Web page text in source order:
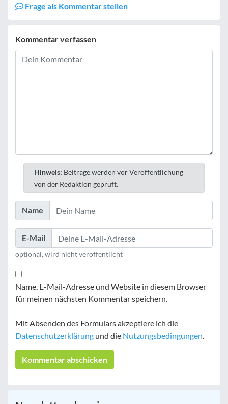
Frage als Kommentar stellen
Kommentar verfassen
Hinweis: Beiträge werden vor Veröffentlichung
von der Redaktion geprüft.
Name
E-Mail
optional, wird nicht veröffentlicht
Name, E-Mail-Adresse und Website in diesem Browser
für meinen nächsten Kommentar speichern.
Mit Absenden des Formulars akzeptiere ich die
Datenschutzerklärung und die Nutzungsbedingungen.